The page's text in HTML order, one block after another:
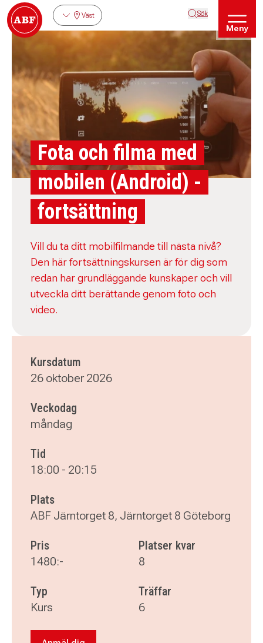
Väst Sök
Meny
Fota och filma med
mobilen (Android) -
fortsättning
Vill du ta ditt mobilfilmande till nästa nivå?
Den här fortsättningskursen är för dig som
redan har grundläggande kunskaper och vill
utveckla ditt berättande genom foto och
video.
Kursdatum
26 oktober 2026
Veckodag
måndag
Tid
18:00 - 20:15
Plats
ABF Järntorget 8, Järntorget 8 Göteborg
Pris
1480:-
Platser kvar
8
Typ
Kurs
Träffar
6